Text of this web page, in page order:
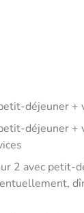
déjeuner +
déjeuner +
2 avec petit-